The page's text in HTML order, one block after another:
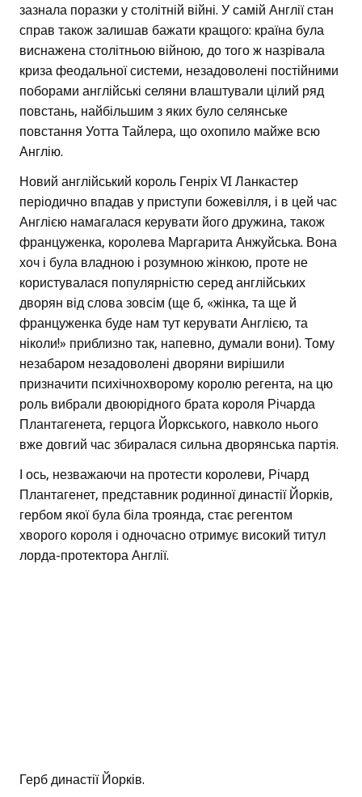
зазнала поразки у столітній війні. У самій Англії стан
справ також залишав бажати кращого: країна була
виснажена столітньою війною, до того ж назрівала
криза феодальної системи, незадоволені постійними
поборами англійські селяни влаштували цілий ряд
повстань, найбільшим з яких було селянське
повстання Уотта Тайлера, що охопило майже всю
Англію.
Новий англійський король Генріх VI Ланкастер
періодично впадав у приступи божевілля, і в цей час
Англією намагалася керувати його дружина, також
француженка, королева Маргарита Анжуйська. Вона
хоч і була владною і розумною жінкою, проте не
користувалася популярністю серед англійських
дворян від слова зовсім (ще б, «жінка, та ще й
француженка буде нам тут керувати Англією, та
ніколи!» приблизно так, напевно, думали вони). Тому
незабаром незадоволені дворяни вирішили
призначити психічнохворому королю регента, на цю
роль вибрали двоюрідного брата короля Річарда
Плантагенета, герцога Йоркського, навколо нього
вже довгий час збиралася сильна дворянська партія.
І ось, незважаючи на протести королеви, Річард
Плантагенет, представник родинної династії Йорків,
гербом якої була біла троянда, стає регентом
хворого короля і одночасно отримує високий титул
лорда-протектора Англії.
Герб династії Йорків.